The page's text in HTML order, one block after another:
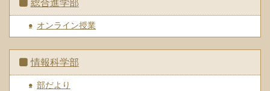
総合進学部
オンライン授業
情報科学部
部だより